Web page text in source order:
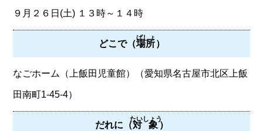
９月２６日(土) １３時～１４時
どこで（場所
ばしょ
）
なごホーム（上飯田児童館）（愛知県名古屋市北区上飯
田南町1-45-4）
だれに（対象
たいしょう
）